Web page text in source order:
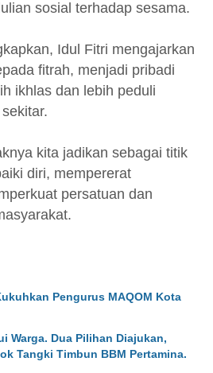
sosial terhadap sesama.
Idul Fitri mengajarkan
fitrah, menjadi pribadi
ikhlas dan lebih peduli
kita jadikan sebagai titik
diri, mempererat
persatuan dan
Pengurus MAQOM Kota
Warga. Dua Pilihan Diajukan,
Tangki Timbun BBM Pertamina.